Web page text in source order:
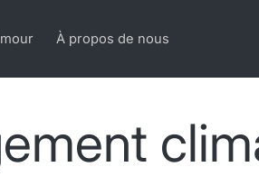
À propos de nous